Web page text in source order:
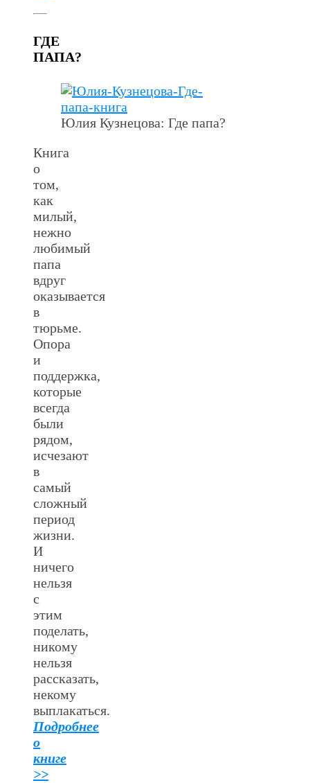
ГДЕ
ПАПА?
Юлия Кузнецова: Где папа?
Книга
о
том,
как
милый,
нежно
любимый
папа
вдруг
оказывается
в
тюрьме.
Опора
и
поддержка,
которые
всегда
были
рядом,
исчезают
в
самый
сложный
период
жизни.
И
ничего
нельзя
с
этим
поделать,
никому
нельзя
рассказать,
некому
выплакаться.
Подробнее
о
книге
>>